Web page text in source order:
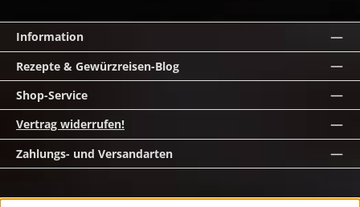
Information
Rezepte & Gewürzreisen-Blog
Shop-Service
Vertrag widerrufen!
Zahlungs- und Versandarten